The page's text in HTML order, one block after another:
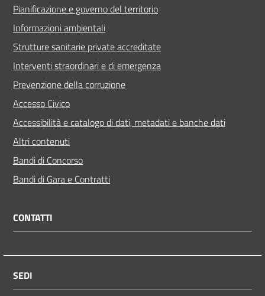
Pianificazione e governo del territorio
Informazioni ambientali
Strutture sanitarie private accreditate
Interventi straordinari e di emergenza
Prevenzione della corruzione
Accesso Civico
Accessibilità e catalogo di dati, metadati e banche dati
Altri contenuti
Bandi di Concorso
Bandi di Gara e Contratti
CONTATTI
SEDI